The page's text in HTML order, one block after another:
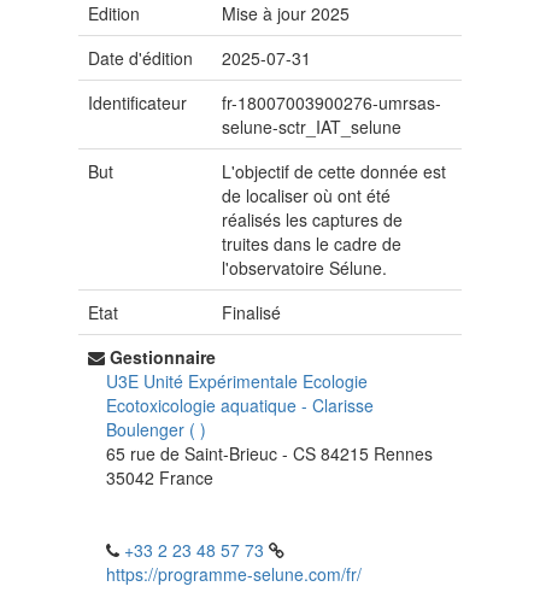
Edition
Mise à jour 2025
Date d'édition
2025-07-31
Identificateur
fr-18007003900276-umrsas-
selune-sctr_IAT_selune
But
L'objectif de cette donnée est
de localiser où ont été
réalisés les captures de
truites dans le cadre de
l'observatoire Sélune.
Etat
Finalisé
Gestionnaire
U3E Unité Expérimentale Ecologie
Ecotoxicologie aquatique - Clarisse
Boulenger ( )
65 rue de Saint-Brieuc - CS 84215 Rennes
35042 France
+33 2 23 48 57 73
https://programme-selune.com/fr/